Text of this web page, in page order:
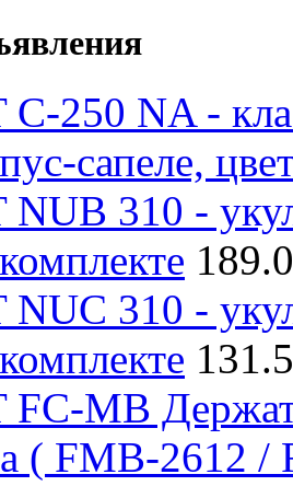
250 NA -
сапеле,
310 -
310 -
MB
( FMB-2612 /